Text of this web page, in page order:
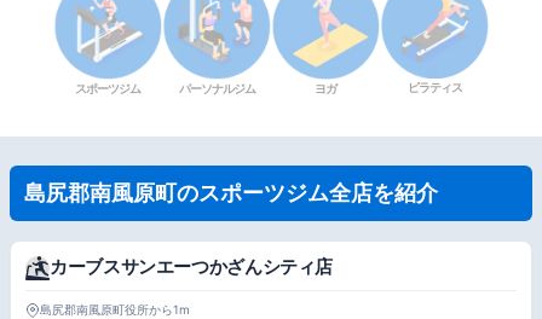
スポーツジム パーソナルジム ヨガ ピラティス
島尻郡南風原町のスポーツジム全店を紹介
カーブスサンエーつかざんシティ店
島尻郡南風原町役所から1m